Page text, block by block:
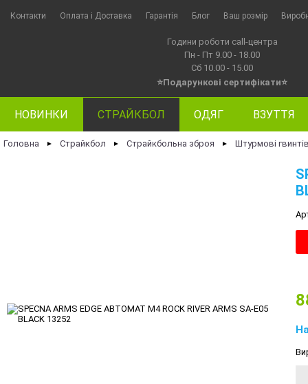
Контакти Оплата i Доставка Гарантія Блог Ваш розмір
Години роботи call-центра
Пн - Пт 9.00 - 18.00
Сб 10.00 - 15.00
⭐Подарункові сертифікати⭐
НОВИНКИ СТРАЙКБОЛ ОДЯГ ВЗУТТЯ
Головна ► Страйкбол ► Страйкбольна зброя ► Штурмові